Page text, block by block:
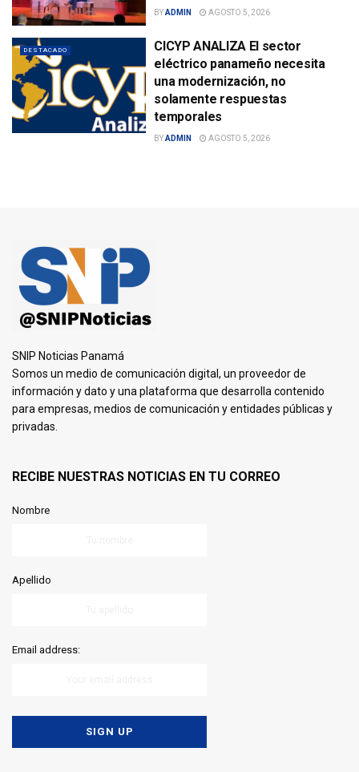
BYADMIN AGOSTO 5, 2026
DESTACADO
CICYP ANALIZA El sector
eléctrico panameño necesita
una modernización, no
solamente respuestas
temporales
BYADMIN AGOSTO 5, 2026
SNIP Noticias Panamá
Somos un medio de comunicación digital, un proveedor de
información y dato y una plataforma que desarrolla contenido
para empresas, medios de comunicación y entidades públicas y
privadas.
RECIBE NUESTRAS NOTICIAS EN TU CORREO
Nombre
Apellido
Email address: